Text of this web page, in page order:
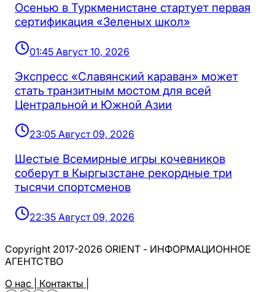
Осенью в Туркменистане стартует первая
сертификация «Зеленых школ»
01:45 Август 10, 2026
Экспресс «Славянский караван» может
стать транзитным мостом для всей
Центральной и Южной Азии
23:05 Август 09, 2026
Шестые Всемирные игры кочевников
соберут в Кыргызстане рекордные три
тысячи спортсменов
22:35 Август 09, 2026
Copyright 2017-2026 ORIENT - ИНФОРМАЦИОННОЕ
АГЕНТСТВО
О нас | Контакты |